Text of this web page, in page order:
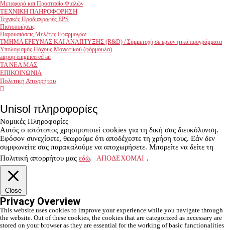
Μεταφορά και Προστασία Φιαλών
ΤΕΧΝΙΚΗ ΠΛΗΡΟΦΟΡΗΣΗ
Τεχνικές Προδιαγραφές EPS
Πιστοποιήσεις
Παρουσιάσεις Μελέτες Εφαρμογών
ΤΜΗΜΑ ΕΡEΥΝΑΣ ΚΑΙ ΑΝΑΠΤΥΞΗΣ (R&D) / Συμμετοχή σε ερευνητικά προγράμματα
Υπολογισμός Πάχους Μονωτικού (φόρμουλα)
airpop eingineered air
ΤΑ ΝΕΑ ΜΑΣ
ΕΠΙΚΟΙΝΩΝΙΑ
Πολιτική Απορρήτου
facebook
Unisol πληροφορίες
Νομικές Πληροφορίες
Αυτός ο ιστότοπος χρησιμοποιεί cookies για τη δική σας διευκόλυνση.
Εφόσον συνεχίσετε, θεωρούμε ότι αποδέχεστε τη χρήση τους. Εάν δεν
συμφωνείτε σας παρακαλούμε να αποχωρήσετε. Μπορείτε να δείτε τη
Πολιτική απορρήτου μας εδώ. ΑΠΟΔΕΧΟΜΑΙ .
Close
Privacy Overview
This website uses cookies to improve your experience while you navigate through
the website. Out of these cookies, the cookies that are categorized as necessary are
stored on your browser as they are essential for the working of basic functionalities